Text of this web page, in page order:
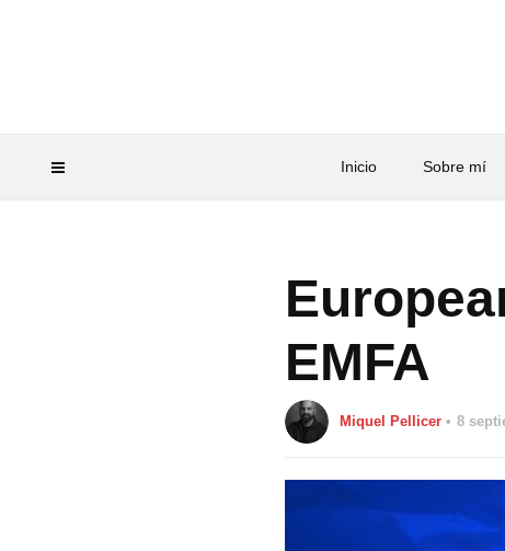
Inicio Sobre mí
EMFA
Miquel Pellicer 8